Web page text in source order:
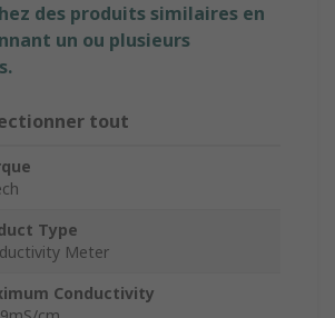
des produits similaires en
un ou plusieurs
tout
Type
Meter
Conductivity